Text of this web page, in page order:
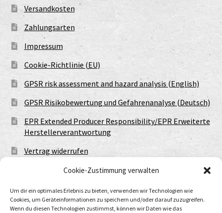
Cookie-Zustimmung verwalten
Um dir ein optimales Erlebnis zu bieten, verwenden wir Technologien wie
Cookies, um Geräteinformationen zu speichern und/oder darauf zuzugreifen.
Wenn du diesen Technologien zustimmst, können wir Daten wie das
Versandkosten
Zahlungsarten
Impressum
Cookie-Richtlinie (EU)
GPSR risk assessment and hazard analysis (English)
GPSR Risikobewertung und Gefahrenanalyse (Deutsch)
EPR Extended Producer Responsibility/EPR Erweiterte
Herstellerverantwortung
Vertrag widerrufen